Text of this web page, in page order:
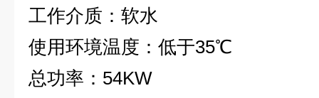
工作介质：软水
使用环境温度：低于35℃
总功率：54KW